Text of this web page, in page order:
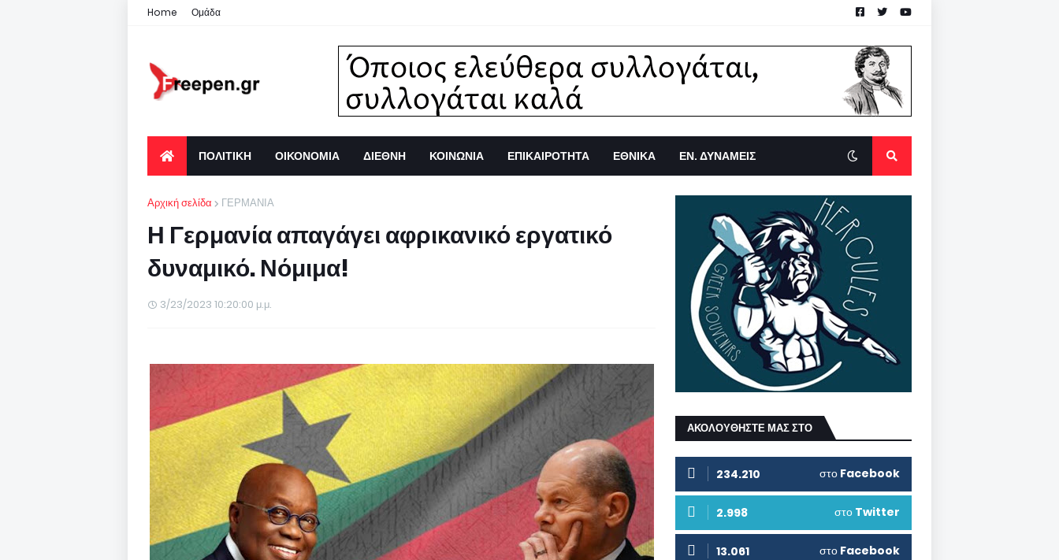
Home Ομάδα
ΠΟΛΙΤΙΚΗ ΟΙΚΟΝΟΜΙΑ ΔΙΕΘΝΗ ΚΟΙΝΩΝΙΑ ΕΠΙΚΑΙΡΟΤΗΤΑ ΕΘΝΙΚΑ ΕΝ. ΔΥΝΑΜΕΙΣ
Αρχική σελίδα ΓΕΡΜΑΝΙΑ
Η Γερμανία απαγάγει αφρικανικό εργατικό
δυναμικό. Νόμιμα!
3/23/2023 10:20:00 μ.μ.
ΑΚΟΛΟΥΘΗΣΤΕ ΜΑΣ ΣΤΟ
234.210 στο Facebook
2.998 στο Twitter
13.061 στο Facebook